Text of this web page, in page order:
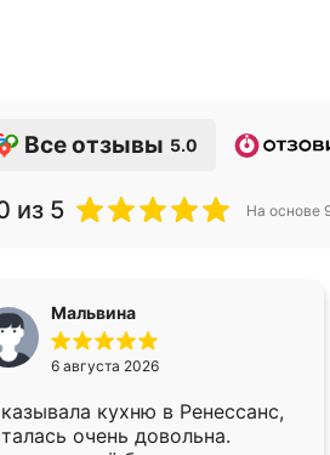
Все отзывы 5.0
из 5 На основе
Мальвина
6 августа 2026
кухню в Ренессанс,
очень довольна.